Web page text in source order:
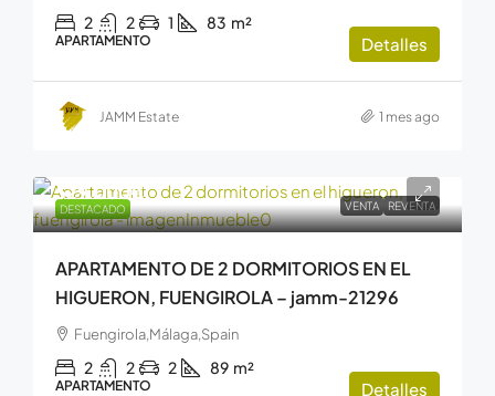
2 2 1 83 m²
APARTAMENTO Detalles
JAMM Estate 1 mes ago
DESTACADO VENTA REVENTA
529.000€
APARTAMENTO DE 2 DORMITORIOS EN EL
HIGUERON, FUENGIROLA – jamm-21296
Fuengirola,Málaga,Spain
2 2 2 89 m²
APARTAMENTO Detalles